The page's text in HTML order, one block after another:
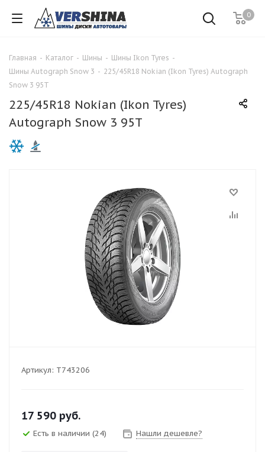
0
Главная - Каталог - Шины - Шины Ikon Tyres -
Шины Autograph Snow 3 - 225/45R18 Nokian (Ikon Tyres) Autograph
Snow 3 95T
225/45R18 Nokian (Ikon Tyres)
Autograph Snow 3 95T
Артикул: T743206
17 590 руб.
Есть в наличии (24) Нашли дешевле?